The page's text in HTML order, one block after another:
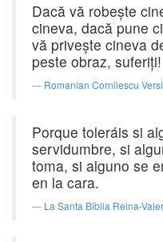
Dacă vă robeşte
cineva, dacă pune
vă priveşte cineva
peste obraz, suferiţi!
Romanian Cornilescu
Porque toleráis si
servidumbre, si
toma, si alguno se
en la cara.
La Santa Biblia Reina-